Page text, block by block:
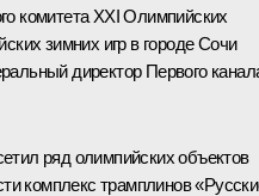
комитета XXI Олимпийских
зимних игр в городе Сочи
директор Первого
ряд олимпийских объектов
комплекс трамплинов